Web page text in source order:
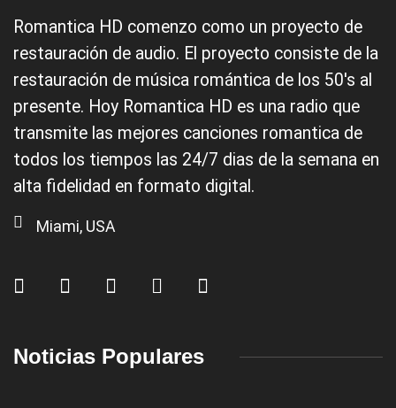
Romantica HD comenzo como un proyecto de
restauración de audio. El proyecto consiste de la
restauración de música romántica de los 50's al
presente. Hoy Romantica HD es una radio que
transmite las mejores canciones romantica de
todos los tiempos las 24/7 dias de la semana en
alta fidelidad en formato digital.
Miami, USA
Noticias Populares